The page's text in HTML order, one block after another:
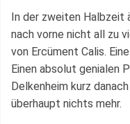
In der zweiten Halbzeit
nach vorne nicht all zu
von Ercüment Calis.
Einen absolut genialen
Delkenheim kurz
überhaupt nichts mehr.